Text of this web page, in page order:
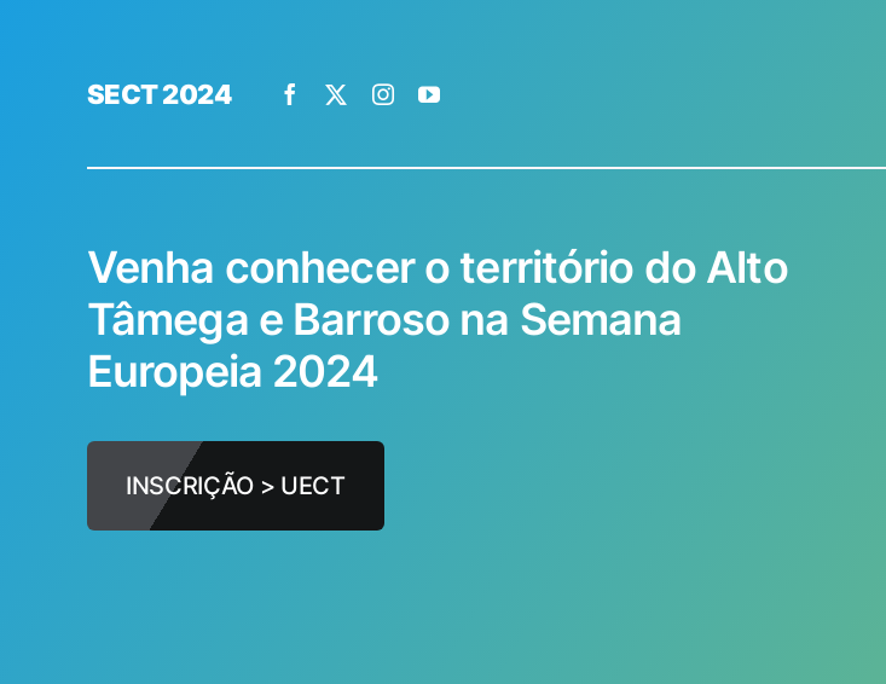
SECT 2024
Venha conhecer o território do Alto
Tâmega e Barroso na Semana
Europeia 2024
INSCRIÇÃO > UECT